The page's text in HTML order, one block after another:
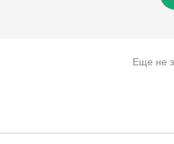
Еще не